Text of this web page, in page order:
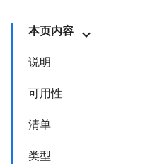
本页内容
说明
可用性
清单
类型